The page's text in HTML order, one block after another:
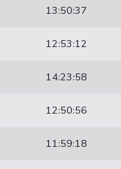
13:50:37
12:53:12
14:23:58
12:50:56
11:59:18